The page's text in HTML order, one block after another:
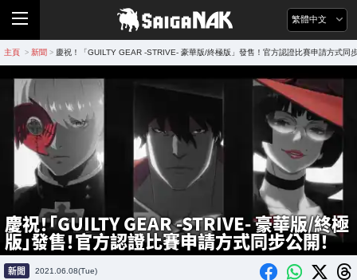
繁體中文
主頁 > 新聞 > 慶祝！「GUILTY GEAR -STRIVE- 豪華版/終極版」發售！官方認證比賽申請方式同
慶祝！「GUILTY GEAR -STRIVE- 豪華版/終極
版」發售！官方認證比賽申請方式同步公開！
新聞 2021.06.08(Tue)